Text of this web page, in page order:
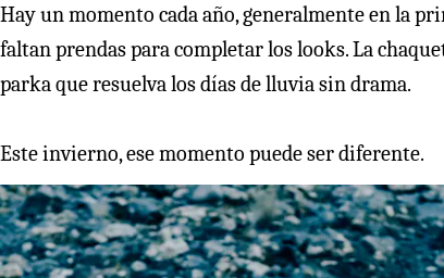
Hay un momento cada año, generalmente en la
faltan prendas para completar los looks. La
parka que resuelva los días de lluvia sin drama.
Este invierno, ese momento puede ser diferente.